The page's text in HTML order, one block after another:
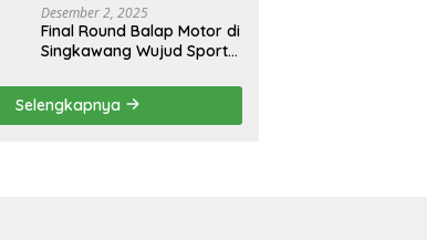
Desember 2, 2025
Final Round Balap Motor di
Singkawang Wujud Sports
Prestasi
Selengkapnya